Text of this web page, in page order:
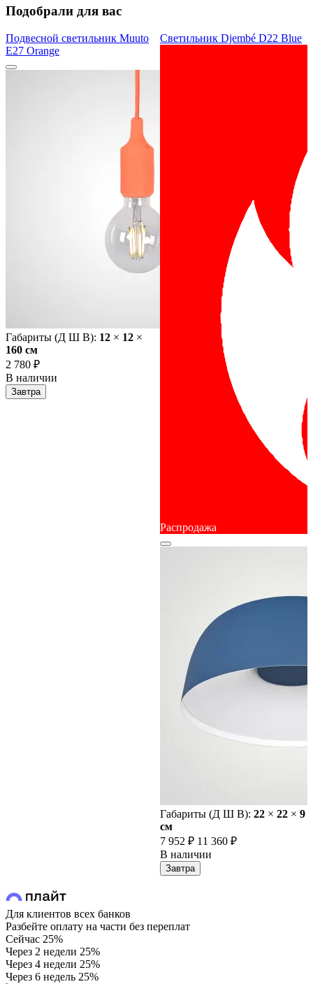
Подобрали для вас
Подвесной светильник Muuto
E27 Orange
Габариты (Д Ш В): 12 × 12 ×
160 cм
2 780 ₽
В наличии
Завтра
Светильник Djembé D22 Blue
Распродажа
Габариты (Д Ш В): 22 × 22 × 9
cм
7 952 ₽ 11 360 ₽
В наличии
Завтра
Для клиентов всех банков
Разбейте оплату на части без переплат
Сейчас 25%
Через 2 недели 25%
Через 4 недели 25%
Через 6 недель 25%